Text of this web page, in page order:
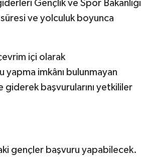
Gençlik ve Spor Bakanlığı
süresi ve yolculuk boyunca
içi olarak
imkânı bulunmayan
giderek başvurularını yetkililer
gençler başvuru yapabilecek.